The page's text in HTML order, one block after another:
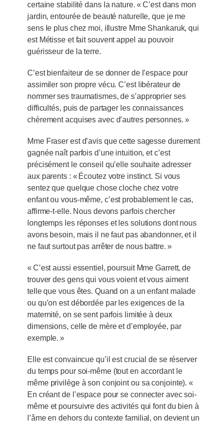
certaine stabilité dans la nature. « C’est dans mon
jardin, entourée de beauté naturelle, que je me
sens le plus chez moi, illustre Mme Shankaruk, qui
est Métisse et fait souvent appel au pouvoir
guérisseur de la terre.
C’est bienfaiteur de se donner de l’espace pour
assimiler son propre vécu. C’est libérateur de
nommer ses traumatismes, de s’approprier ses
difficultés, puis de partager les connaissances
chèrement acquises avec d’autres personnes. »
Mme Fraser est d’avis que cette sagesse durement
gagnée naît parfois d’une intuition, et c’est
précisément le conseil qu’elle souhaite adresser
aux parents : « Écoutez votre instinct. Si vous
sentez que quelque chose cloche chez votre
enfant ou vous-même, c’est probablement le cas,
affirme-t-elle. Nous devons parfois chercher
longtemps les réponses et les solutions dont nous
avons besoin, mais il ne faut pas abandonner, et il
ne faut surtout pas arrêter de nous battre. »
« C’est aussi essentiel, poursuit Mme Garrett, de
trouver des gens qui vous voient et vous aiment
telle que vous êtes. Quand on a un enfant malade
ou qu’on est débordée par les exigences de la
maternité, on se sent parfois limitée à deux
dimensions, celle de mère et d’employée, par
exemple. »
Elle est convaincue qu’il est crucial de se réserver
du temps pour soi-même (tout en accordant le
même privilège à son conjoint ou sa conjointe). «
En créant de l’espace pour se connecter avec soi-
même et poursuivre des activités qui font du bien à
l’âme en dehors du contexte familial, on devient un